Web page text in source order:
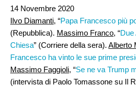
14 Novembre 2020
Ilvo Diamanti, “Papa Francesco più
(Repubblica). Massimo Franco, “Due
Chiesa” (Corriere della sera). Alberto
Francesco ha vinto le sue prime
Massimo Faggioli, “Se ne va Trump
(intervista di Paolo Tomassone su Il